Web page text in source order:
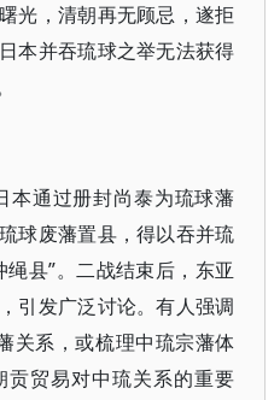
光，清朝再无顾忌，遂拒
本并吞琉球之举无法获得
本通过册封尚泰为琉球藩
球废藩置县，得以吞并琉
县”。二战结束后，东亚
引发广泛讨论。有人强调
关系，或梳理中琉宗藩体
贸易对中琉关系的重要